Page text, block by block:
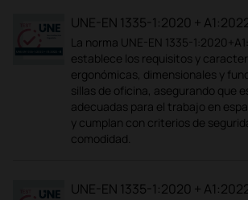
UNE-EN 1335-1:2020 +
La norma UNE-EN 1335-
establece los requisitos y
ergonómicas, dimensionales y
sillas de oficina, asegurando que
adecuadas para el trabajo en
y cumplan con criterios de
comodidad.
UNE-EN 1335-1:2020 +